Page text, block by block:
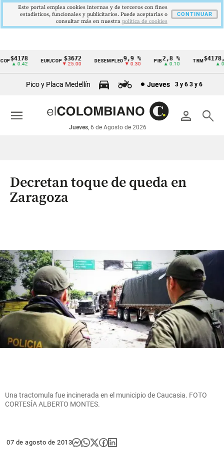
Cintillo
económicos
Colombia
$4178
▲ 0.42
EUR/COP $3672
▼ 25.00
DESEMPLEO 9,9 %
▼ 0.30
PIB2,8 %
▲ 0.10
TRM
▲
Pico y Placa Medellín Jueves 3 y 6 3 y 6
person search
Jueves, 6 de Agosto de 2026
menu
Decretan toque de queda en
Zaragoza
Una tractomula fue incinerada en el municipio de Caucasia. FOTO
CORTESÍA ALBERTO MONTES.
07 de agosto de 2013
Este portal emplea cookies internas y de terceros con fines
estadísticos, funcionales y publicitarios. Puede aceptarlas o
consultar más en nuestra politica de cookies
CONTINUAR